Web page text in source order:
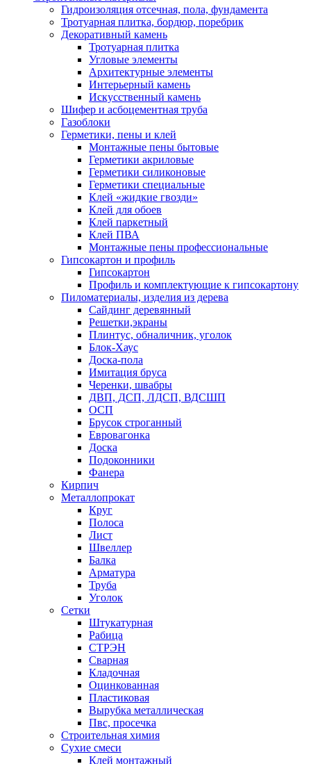
Гидроизоляция отсечная, пола, фундамента
Тротуарная плитка, бордюр, поребрик
Декоративный камень
Тротуарная плитка
Угловые элементы
Архитектурные элементы
Интерьерный камень
Искусственный камень
Шифер и асбоцементная труба
Газоблоки
Герметики, пены и клей
Монтажные пены бытовые
Герметики акриловые
Герметики силиконовые
Герметики специальные
Клей «жидкие гвозди»
Клей для обоев
Клей паркетный
Клей ПВА
Монтажные пены профессиональные
Гипсокартон и профиль
Гипсокартон
Профиль и комплектующие к гипсокартону
Пиломатериалы, изделия из дерева
Сайдинг деревянный
Решетки,экраны
Плинтус, обналичник, уголок
Блок-Хаус
Доска-пола
Имитация бруса
Черенки, швабры
ДВП, ДСП, ЛДСП, ВДСШП
ОСП
Брусок строганный
Евровагонка
Доска
Подоконники
Фанера
Кирпич
Металлопрокат
Круг
Полоса
Лист
Швеллер
Балка
Арматура
Труба
Уголок
Сетки
Штукатурная
Рабица
СТРЭН
Сварная
Кладочная
Оцинкованная
Пластиковая
Вырубка металлическая
Пвс, просечка
Строительная химия
Сухие смеси
Клей монтажный